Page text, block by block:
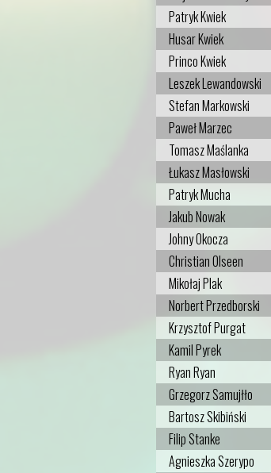
Patryk Kwiek
Husar Kwiek
Princo Kwiek
Leszek Lewandowski
Stefan Markowski
Paweł Marzec
Tomasz Maślanka
Łukasz Masłowski
Patryk Mucha
Jakub Nowak
Johny Okocza
Christian Olseen
Mikołaj Plak
Norbert Przedborski
Krzysztof Purgat
Kamil Pyrek
Ryan Ryan
Grzegorz Samujłło
Bartosz Skibiński
Filip Stanke
Agnieszka Szerypo